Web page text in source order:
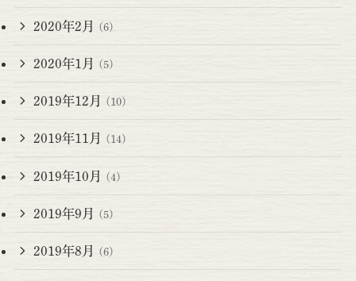
2020年2月 (6)
2020年1月 (5)
2019年12月 (10)
2019年11月 (14)
2019年10月 (4)
2019年9月 (5)
2019年8月 (6)